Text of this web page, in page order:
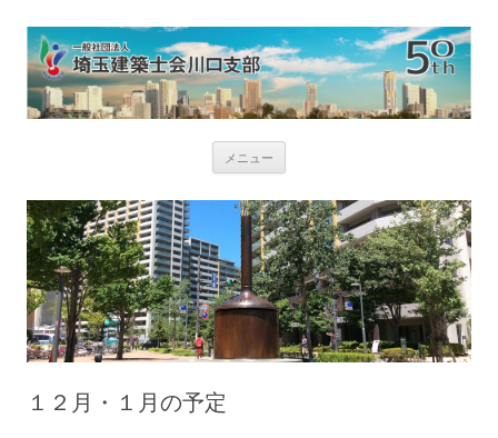
メニュー
ン
ツ
へ
ス
キ
ッ
プ
１２月・１月の予定